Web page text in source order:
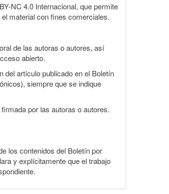
NC 4.0 Internacional, que permite
material con fines comerciales.
de las autoras o autores, así
abierto.
del artículo publicado en el Boletín
siempre que se indique
por las autoras o autores.
los contenidos del Boletín por
y explícitamente que el trabajo